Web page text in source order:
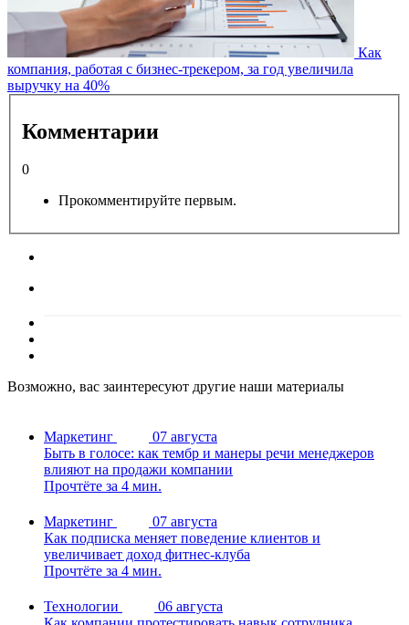
Как
компания, работая с бизнес-трекером, за год увеличила
выручку на 40%
Комментарии
0
Прокомментируйте первым.
Возможно, вас заинтересуют другие наши материалы
Маркетинг
07 августа
Быть в голосе: как тембр и манеры речи менеджеров
влияют на продажи компании
Прочтёте за 4 мин.
Маркетинг
07 августа
Как подписка меняет поведение клиентов и
увеличивает доход фитнес-клуба
Прочтёте за 4 мин.
Технологии
06 августа